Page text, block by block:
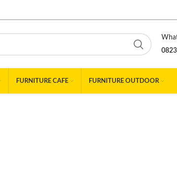
FURNITURE CAFE FURNITURE OUTDOOR